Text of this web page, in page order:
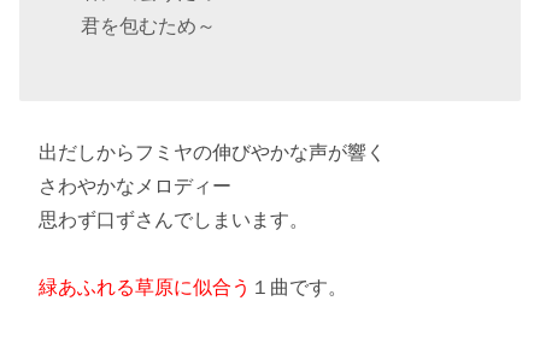
君を包むため～
出だしからフミヤの伸びやかな声が響く
さわやかなメロディー
思わず口ずさんでしまいます。
緑あふれる草原に似合う １曲です。